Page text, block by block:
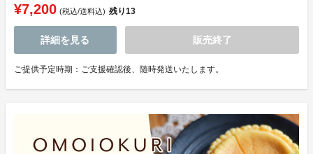
¥7,200 (税込/送料込) 残り13
詳細を見る 販売終了
ご提供予定時期：ご支援確認後、随時発送いたします。